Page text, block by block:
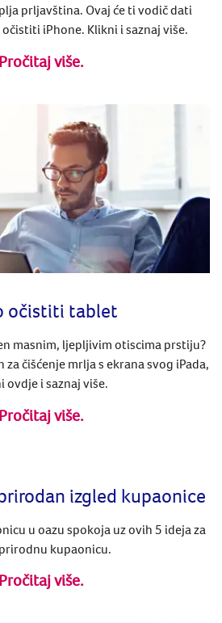
prljavština. Ovaj će ti vodič dati
iPhone. Klikni i saznaj više.
Pročitaj više.
očistiti tablet
masnim, ljepljivim otiscima prstiju?
čišćenje mrlja s ekrana svog iPada,
ovdje i saznaj više.
Pročitaj više.
izgled kupaonice
u oazu spokoja uz ovih 5 ideja za
kupaonicu.
Pročitaj više.